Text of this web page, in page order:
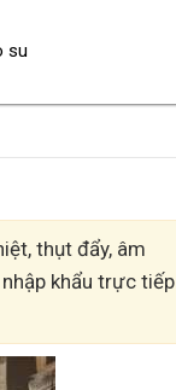
thụt đẩy, âm
khẩu trực tiếp
su